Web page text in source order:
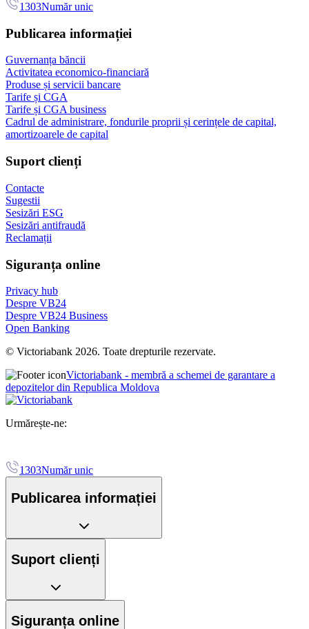
1303Număr unic
Publicarea informației
Guvernanța băncii
Activitatea economico-financiară
Produse și servicii bancare
Tarife și CGA
Tarife și CGA business
Cadrul de administrare, fondurile proprii și cerințele de capital,
amortizoarele de capital
Suport clienți
Contacte
Sugestii
Sesizări ESG
Sesizări antifraudă
Reclamații
Siguranța online
Privacy hub
Despre VB24
Despre VB24 Business
Open Banking
© Victoriabank 2026. Toate drepturile rezervate.
Victoriabank - membră a schemei de garantare a
depozitelor din Republica Moldova
Urmărește-ne:
1303Număr unic
Publicarea informației
Suport clienți
Siguranța online